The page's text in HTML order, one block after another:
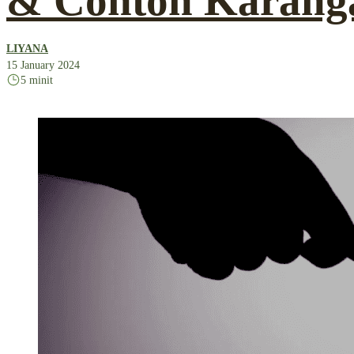
LIYANA
15 January 2024
5 minit